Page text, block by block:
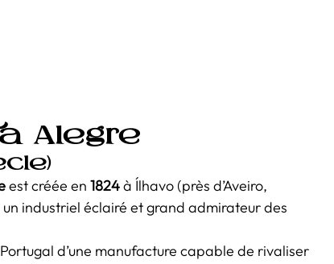
Alegre
est créée en 1824 à Ílhavo (près d’Aveiro,
un industriel éclairé et grand admirateur des
d’une manufacture capable de rivaliser